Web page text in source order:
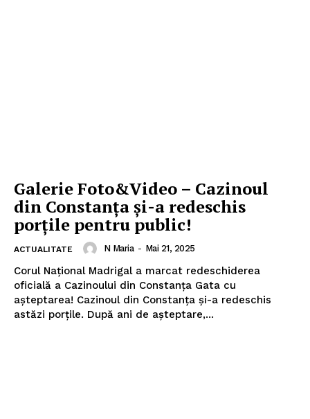
Galerie Foto&Video – Cazinoul
din Constanţa şi-a redeschis
porţile pentru public!
ACTUALITATE N Maria - Mai 21, 2025
Corul Național Madrigal a marcat redeschiderea
oficială a Cazinoului din Constanța Gata cu
aşteptarea! Cazinoul din Constanța şi-a redeschis
astăzi porțile. După ani de așteptare,...